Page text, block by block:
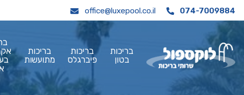
074-7009884
office@luxepool.co.il
בריכות
בטון
בריכות
פיברגלס
בריכות
מתועשות